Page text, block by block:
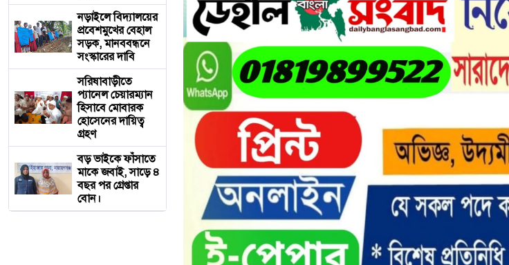
নড়াইলে বিদ্যালয়ের
প্রবেশমুখের বেহাল
সড়ক, মানববন্ধনে
সংস্কারের দাবি
সরিষাবাড়ীতে
প্যানেল চেয়ারম্যান
হিসাবে মোবারক
হোসেনের দায়িত্ব
গ্রহণ
বড় ভাইকে ফাঁসাতে
মাকে জবাই, সাড়ে ৪
বছর পর গ্রেপ্তার
বোন।